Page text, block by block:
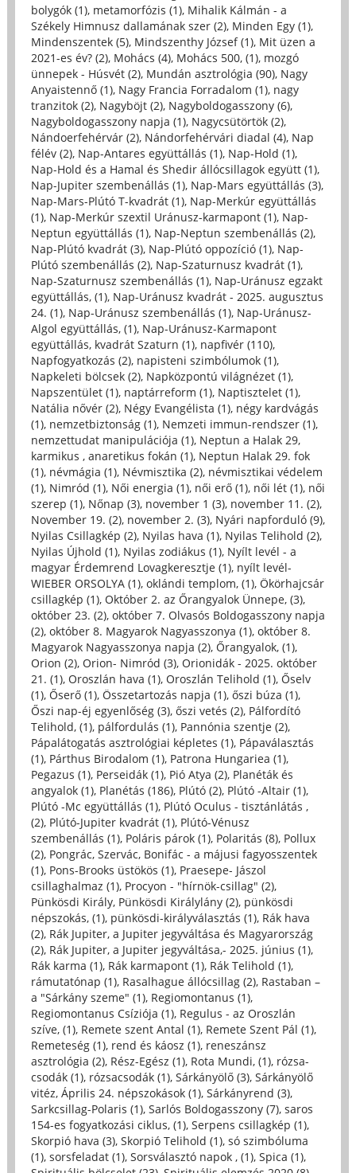
bolygók (1), metamorfózis (1), Mihalik Kálmán - a
Székely Himnusz dallamának szer (2), Minden Egy (1),
Mindenszentek (5), Mindszenthy József (1), Mit üzen a
2021-es év? (2), Mohács (4), Mohács 500, (1), mozgó
ünnepek - Húsvét (2), Mundán asztrológia (90), Nagy
Anyaistennő (1), Nagy Francia Forradalom (1), nagy
tranzitok (2), Nagyböjt (2), Nagyboldogasszony (6),
Nagyboldogasszony napja (1), Nagycsütörtök (2),
Nándoerfehérvár (2), Nándorfehérvári diadal (4), Nap
félév (2), Nap-Antares együttállás (1), Nap-Hold (1),
Nap-Hold és a Hamal és Shedir állócsillagok együtt (1),
Nap-Jupiter szembenállás (1), Nap-Mars együttállás (3),
Nap-Mars-Plútó T-kvadrát (1), Nap-Merkúr együttállás
(1), Nap-Merkúr szextil Uránusz-karmapont (1), Nap-
Neptun együttállás (1), Nap-Neptun szembenállás (2),
Nap-Plútó kvadrát (3), Nap-Plútó oppozíció (1), Nap-
Plútó szembenállás (2), Nap-Szaturnusz kvadrát (1),
Nap-Szaturnusz szembenállás (1), Nap-Uránusz egzakt
együttállás, (1), Nap-Uránusz kvadrát - 2025. augusztus
24. (1), Nap-Uránusz szembenállás (1), Nap-Uránusz-
Algol együttállás, (1), Nap-Uránusz-Karmapont
együttállás, kvadrát Szaturn (1), napfivér (110),
Napfogyatkozás (2), napisteni szimbólumok (1),
Napkeleti bölcsek (2), Napközpontú világnézet (1),
Napszentület (1), naptárreform (1), Naptisztelet (1),
Natália nővér (2), Négy Evangélista (1), négy kardvágás
(1), nemzetbiztonság (1), Nemzeti immun-rendszer (1),
nemzettudat manipulációja (1), Neptun a Halak 29,
karmikus , anaretikus fokán (1), Neptun Halak 29. fok
(1), névmágia (1), Névmisztika (2), névmisztikai védelem
(1), Nimród (1), Női energia (1), női erő (1), női lét (1), női
szerep (1), Nőnap (3), november 1 (3), november 11. (2),
November 19. (2), november 2. (3), Nyári napforduló (9),
Nyilas Csillagkép (2), Nyilas hava (1), Nyilas Telihold (2),
Nyilas Újhold (1), Nyilas zodiákus (1), Nyílt levél - a
magyar Érdemrend Lovagkeresztje (1), nyílt levél-
WIEBER ORSOLYA (1), oklándi templom, (1), Ökörhajcsár
csillagkép (1), Október 2. az Őrangyalok Ünnepe, (3),
október 23. (2), október 7. Olvasós Boldogasszony napja
(2), október 8. Magyarok Nagyasszonya (1), október 8.
Magyarok Nagyasszonya napja (2), Őrangyalok, (1),
Orion (2), Orion- Nimród (3), Orionidák - 2025. október
21. (1), Oroszlán hava (1), Oroszlán Telihold (1), Őselv
(1), Őserő (1), Összetartozás napja (1), őszi búza (1),
Őszi nap-éj egyenlőség (3), őszi vetés (2), Pálfordító
Telihold, (1), pálfordulás (1), Pannónia szentje (2),
Pápalátogatás asztrológiai képletes (1), Pápaválasztás
(1), Párthus Birodalom (1), Patrona Hungariea (1),
Pegazus (1), Perseidák (1), Pió Atya (2), Planéták és
angyalok (1), Planétás (186), Plútó (2), Plútó -Altair (1),
Plútó -Mc együttállás (1), Plútó Oculus - tisztánlátás ,
(2), Plútó-Jupiter kvadrát (1), Plútó-Vénusz
szembenállás (1), Poláris párok (1), Polaritás (8), Pollux
(2), Pongrác, Szervác, Bonifác - a májusi fagyosszentek
(1), Pons-Brooks üstökös (1), Praesepe- Jászol
csillaghalmaz (1), Procyon - "hírnök-csillag" (2),
Pünkösdi Király, Pünkösdi Királylány (2), pünkösdi
népszokás, (1), pünkösdi-királyválasztás (1), Rák hava
(2), Rák Jupiter, a Jupiter jegyváltása és Magyarország
(2), Rák Jupiter, a Jupiter jegyváltása,- 2025. június (1),
Rák karma (1), Rák karmapont (1), Rák Telihold (1),
rámutatónap (1), Rasalhague állócsillag (2), Rastaban –
a "Sárkány szeme" (1), Regiomontanus (1),
Regiomontanus Csíziója (1), Regulus - az Oroszlán
szíve, (1), Remete szent Antal (1), Remete Szent Pál (1),
Remeteség (1), rend és káosz (1), reneszánsz
asztrológia (2), Rész-Egész (1), Rota Mundi, (1), rózsa-
csodák (1), rózsacsodák (1), Sárkányölő (3), Sárkányölő
vitéz, Április 24. népszokások (1), Sárkányrend (3),
Sarkcsillag-Polaris (1), Sarlós Boldogasszony (7), saros
154-es fogyatkozási ciklus, (1), Serpens csillagkép (1),
Skorpió hava (3), Skorpió Telihold (1), só szimbóluma
(1), sorsfeladat (1), Sorsválasztó napok , (1), Spica (1),